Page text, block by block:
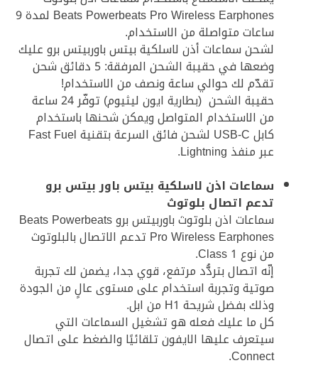
Beats Powerbeats Pro Wireless Earphones لمدة 9
ساعات متواصلة من الاستخدام.
لشحن سماعات أذن لاسلكية بيتس باوربيتس برو عليك
وضعها في حقيبة الشحن المرفقة: 5 دقائق شحن
تقدّم لك حوالي ساعة ونصف من الاستخدام!
حقيبة الشحن (بطارية ايون ليثيوم) توفّر 24 ساعة
من الاستخدام المتواصل ويمكن شحنها باستخدام
كابل USB-C لشحن فائق السرعة بتقنية Fast Fuel
عبر منفذ Lightning.
سماعات اذن لاسلكية بيتس باور بيتس برو
تدعم اتصال بلوتوث
سماعات اذن بلوتوث باوربيتس برو Beats Powerbeats
Pro Wireless Earphones تدعم الاتصال بالبلوتوث
من نوع Class 1.
إنّه اتصال بتردُّد مرتفع، قوي جدا، يضمن لك تجربة
صوتية وتجربة استخدام على مستوى عالٍ من الجودة
وذلك بفضل شريحة H1 من ابل.
كل ما عليك فعله هو تشغيل السماعات التي
سيتعرف عليها الايفون تلقائيًا والضغط على اتصال
Connect.